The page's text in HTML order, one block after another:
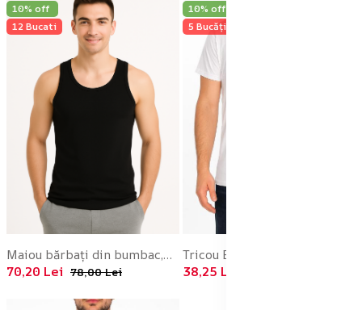
10% off
12 Bucati
Maiou bărbați din bumbac,Negru, Engros
70,20 Lei 78,00 Lei
10% off
5 Bucăți
38,25 Lei